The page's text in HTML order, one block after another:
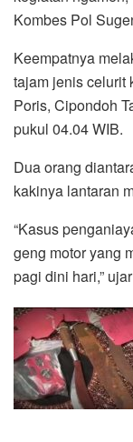
Kombes Pol
Keempatnya
tajam jenis celurit
Poris, Cipondoh
pukul 04.04 WIB.
Dua orang
kakinya lantaran
“Kasus
geng motor yang
pagi dini hari,”